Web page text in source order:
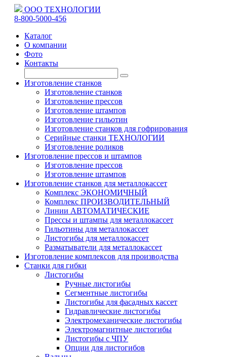
ООО ТЕХНОЛОГИИ
8-800-5000-456
Каталог
О компании
Фото
Контакты
Изготовление станков
Изготовление станков
Изготовление прессов
Изготовление штампов
Изготовление гильотин
Изготовление станков для гофрирования
Серийные станки ТЕХНОЛОГИИ
Изготовление роликов
Изготовление прессов и штампов
Изготовление прессов
Изготовление штампов
Изготовление станков для металлокассет
Комплекс ЭКОНОМИЧНЫЙ
Комплекс ПРОИЗВОДИТЕЛЬНЫЙ
Линии АВТОМАТИЧЕСКИЕ
Прессы и штампы для металлокассет
Гильотины для металлокассет
Листогибы для металлокассет
Разматыватели для металлокассет
Изготовление комплексов для производства
Станки для гибки
Листогибы
Ручные листогибы
Сегментные листогибы
Листогибы для фасадных кассет
Гидравлические листогибы
Электромеханические листогибы
Электромагнитные листогибы
Листогибы с ЧПУ
Опции для листогибов